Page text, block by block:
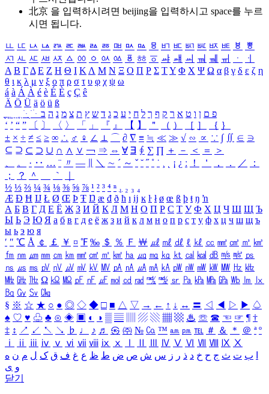
北京 을 입력하시려면 beijing을 입력하시고 space를 누르
시면 됩니다.
ㅥ ㅦ ㅧ ㅨ ㅩ ㅪ ㅫ ㅬ ㅭ ㅮ ㅯ ㅰ ㅱ ㅲ ㅳ ㅴ ㅵ ㅶ ㅷ ㅸ
ㅹ
ㅺ ㅻ ㅼ ㅽ ㅾ ㅿ ㆀ ㆁ ㆂ ㆃ ㆄ ㆅ ㆆ ㆇ ㆈ ㆉ ㆊ ㆋ ㆌ ㆍ
ㆎ
Α Β ΓΔ Ε Ζ Η Θ Ι ΚΛ Μ Ν Ξ Ο Π Ρ Σ ΤΥ Φ Χ Ψ Ω α β γ δ ε ζ η
θ ι κ λ μ ν ξ ο π ρ σ τ υ φ χ ψ ω
á à Á À é è É È ç Ç ê
Ä Ö Ü ä ö ü ß
ִֶֹ ֻּ ׁׂ פ ם ן ו ט א ר ק ף ך ל ח י ע כ ג ד ש ץ ת צ מ נ ה ב
‘ ’ “ ” 〔 〕 〈 〉 「 」 『 』 【 】 ＂ （ ） ［ ］ ｛ ｝
± × ÷ ≠ ≤ ≥ ∞ ∴ ♂ ♀ ∠ ⊥ ⌒ ∂ ∇ ≡ ≒ ≪ ≫ √ ∽ ∝ ∵ ∫ ∬ ∈ ∋
⊆ ⊇ ⊂ ⊃ ∪ ∩ ∧ ∨ ￢ ⇒ ⇔ ∀ ∃ ∮ ∑ ∏ ＋ － ＜ ＝
＞
、
。 · ‥ … ¨ 〃 ― ＼ ∼ ´ ～ ˇ ˘ ˝ ˚ ˙ ¸ ¡ ¿ ː ！ ＇ ， ． ／
：
；
？ ＾ ｀
½ ⅓ ⅔ ¼ ¾ ⅛ ⅜ ⅝ ⅞ ¹ ² ³ ⁴ ⁿ ₁ ₂ ₃ ₄
Æ Ð Ħ Ĳ Ł Ø Œ Þ Ŧ Ŋ æ đ ð ħ ı ĳ ĸ ŀ ł ø œ ß þ ŧ ŋ ŉ
А Б В Г Д Е Ё Ж З И Й К Л М Н О П Р С Т У Ф Х Ц Ч Ш Щ Ъ
Ы Ь Э Ю Я а б в г д е ё ж з и й к л м н о п р с т у ф х ц ч ш щ ъ
ы ь э ю я
′ ″ ℃ Å ￠ ￡ ￥ ¤ ℉ ‰ ＄ ％ Ｆ ￦ ㎕ ㎖ ㎗ ℓ ㎘ ㏄ ㎣ ㎤ ㎥ ㎦
㎙ ㎚ ㎛ ㎜ ㎝ ㎞ ㎟ ㎠ ㎡ ㎢ ㏊ ㎍ ㎎ ㎏ ㏏ ㎈ ㎉ ㏈ ㎧ ㎨ ㎰
㎱ ㎲ ㎳ ㎴ ㎵ ㎶ ㎷ ㎸ ㎹ ㎀ ㎁ ㎂ ㎃ ㎄ ㎺ ㎻ ㎽ ㎾ ㎿ ㎐ ㎑
㎒ ㎓ ㎔ Ω ㏀ ㏁ ㎊ ㎋ ㎌ ㏖ ㏅ ㎭ ㎮ ㎯ ㏛ ㎩ ㎪ ㎫ ㎬ ㏝ ㏐
㏓
㏃ ㏉ ㏜ ㏆
§ ※ ☆ ★ ○ ● ◎ ◇ ◆ □ ■ △ ▽ → ← ↑ ↓ ↔ 〓 ◁ ◀ ▷ ▶ ♤
♠ ♡ ♥ ♧ ♣ ⊙ ◈ ▣ ◐ ◑ ▒ ▤ ▨ ▧ ▦ ▩ ♨ ☏ ☎ ☜ ☞ ¶ †
‡ ↕ ↗ ↙ ↖ ↘ ♭ ♩ ♪ ♬ ㉿ ㈜ № ㏇ ™ ㏂ ㏘ ℡ ＃ ＆ ＊ ＠ ª º
ⅰ
ⅱ ⅲ ⅳ ⅴ ⅵ ⅶ ⅷ ⅸ ⅹ Ⅳ Ⅴ Ⅵ Ⅶ Ⅷ Ⅸ Ⅹ
ب ت ث ج ح خ د ذ ر ز س ش ص ض ط ظ ع غ ف ق ک ل م ن ه
و ی
닫기